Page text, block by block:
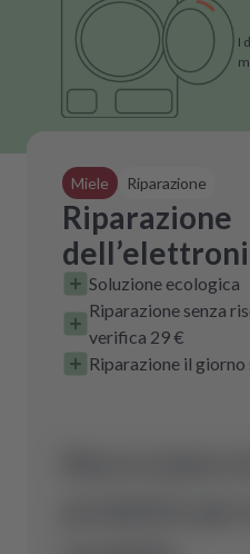
I
Miele Riparazione
Riparazione
Soluzione ecologica
Riparazione senza
verifica 29 €
Riparazione il